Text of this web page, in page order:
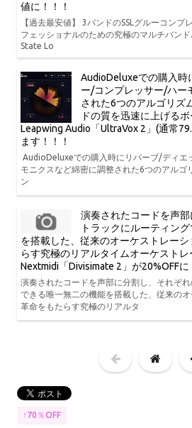
値に！！！
【過去最安値】 3バンドのSSLグルーコンプ
フェッショナルのための究極のマルチバン
State Lo
AudioDeluxeでの購入時
ー/コンプレッサー/ハー
された6つのアルゴリズ
ドの質を迅速に上げる
Leapwing Audio「UltraVox 2」(通常
ます！！！
AudioDeluxeでの購入時にリバーブ/ディエ
モニクスなど綿密に調整された6つのアルゴ
ン
演奏されたコードを声
トラックにルーティン
を搭載した、従来のオーケストレー
らす究極のリアルタイムオーケスト
Nextmidi「Divisimate 2」が20%OFFに
演奏されたコードを声部に分割し、それぞ
できる唯一無二の機能を搭載した、従来の
革命をもたらす究極のリアルタ
↑70％OFF